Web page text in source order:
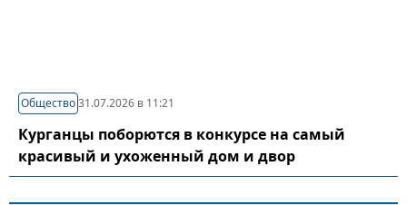
Общество31.07.2026 в 11:21
Курганцы поборются в конкурсе на самый
красивый и ухоженный дом и двор